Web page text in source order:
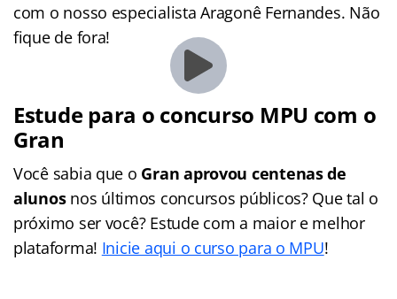
com o nosso especialista Aragonê Fernandes. Não
fique de fora!
Estude para o concurso MPU com o
Gran
Você sabia que o Gran aprovou centenas de
alunosnos últimos concursos públicos? Que tal o
próximo ser você? Estude com a maior e melhor
plataforma! Inicie aqui o curso para o MPU!